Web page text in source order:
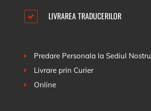
LIVRAREA TRADUCERILOR
Predare Personala la Sediul Nostru
Livrare prin Curier
Online